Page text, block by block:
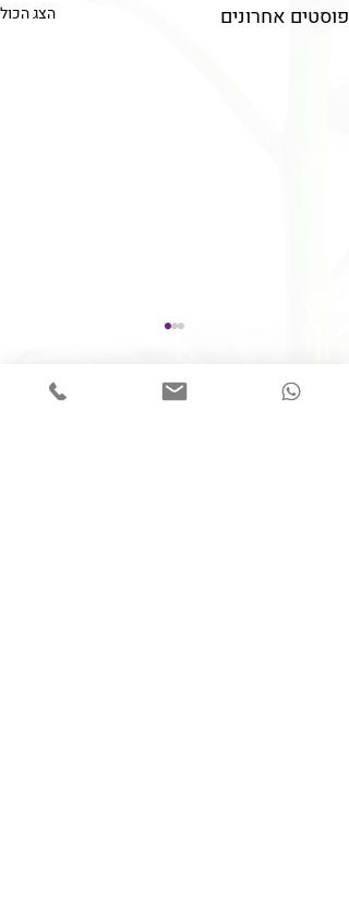
פוסטים אחרונים הצג הכול